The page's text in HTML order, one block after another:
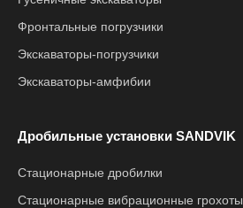
Фронтальные погрузчики
Экскаваторы-погрузчики
Экскаваторы-амфибии
Дробильные установки SANDVIK
Стационарные дробилки
Стационарные вибрационные грохоты